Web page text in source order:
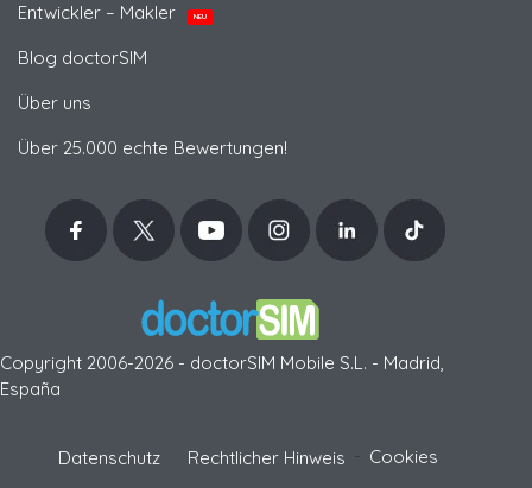
Entwickler – Makler
NEU
Blog doctorSIM
Über uns
Über 25.000 echte Bewertungen!
Copyright 2006-2026 - doctorSIM Mobile S.L. - Madrid,
España
Datenschutz Rechtlicher Hinweis Cookies